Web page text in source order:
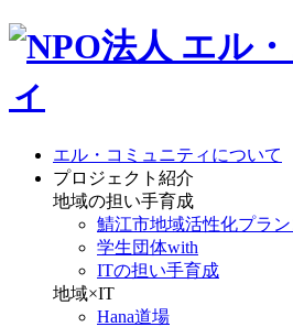
エル・コミュニティについて
プロジェクト紹介
地域の担い手育成
鯖江市地域活性化プラン
学生団体with
ITの担い手育成
地域×IT
Hana道場